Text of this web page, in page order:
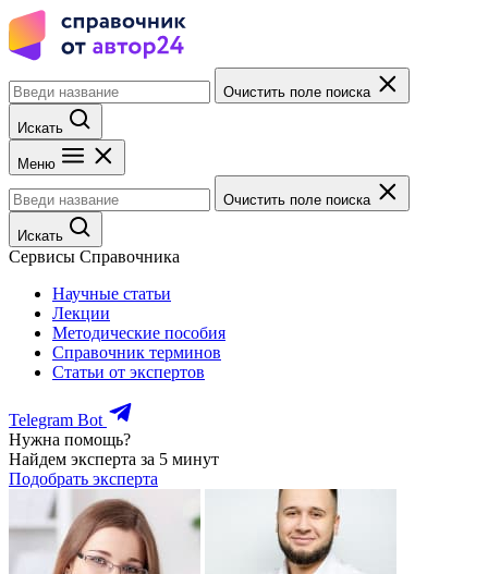
Очистить поле поиска
Искать
Меню
Очистить поле поиска
Искать
Сервисы Справочника
Научные статьи
Лекции
Методические пособия
Справочник терминов
Статьи от экспертов
Telegram Bot
Нужна помощь?
Найдем эксперта за 5 минут
Подобрать эксперта